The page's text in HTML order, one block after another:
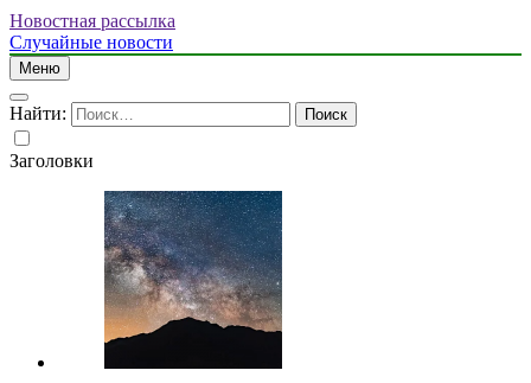
Новостная рассылка
Случайные новости
Меню
Найти:
Заголовки